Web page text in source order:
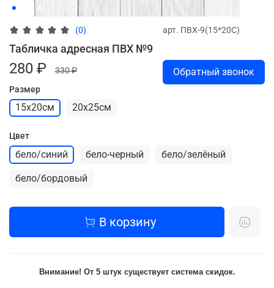
(0) арт. ПВХ-9(15*20С)
Табличка адресная ПВХ №9
280 ₽
330 ₽
Размер
15х20см 20х25см
Цвет
бело/синий бело-черный бело/зелёный
бело/бордовый
Обратный звонок
В корзину
Внимание! От 5 штук существует система скидок.